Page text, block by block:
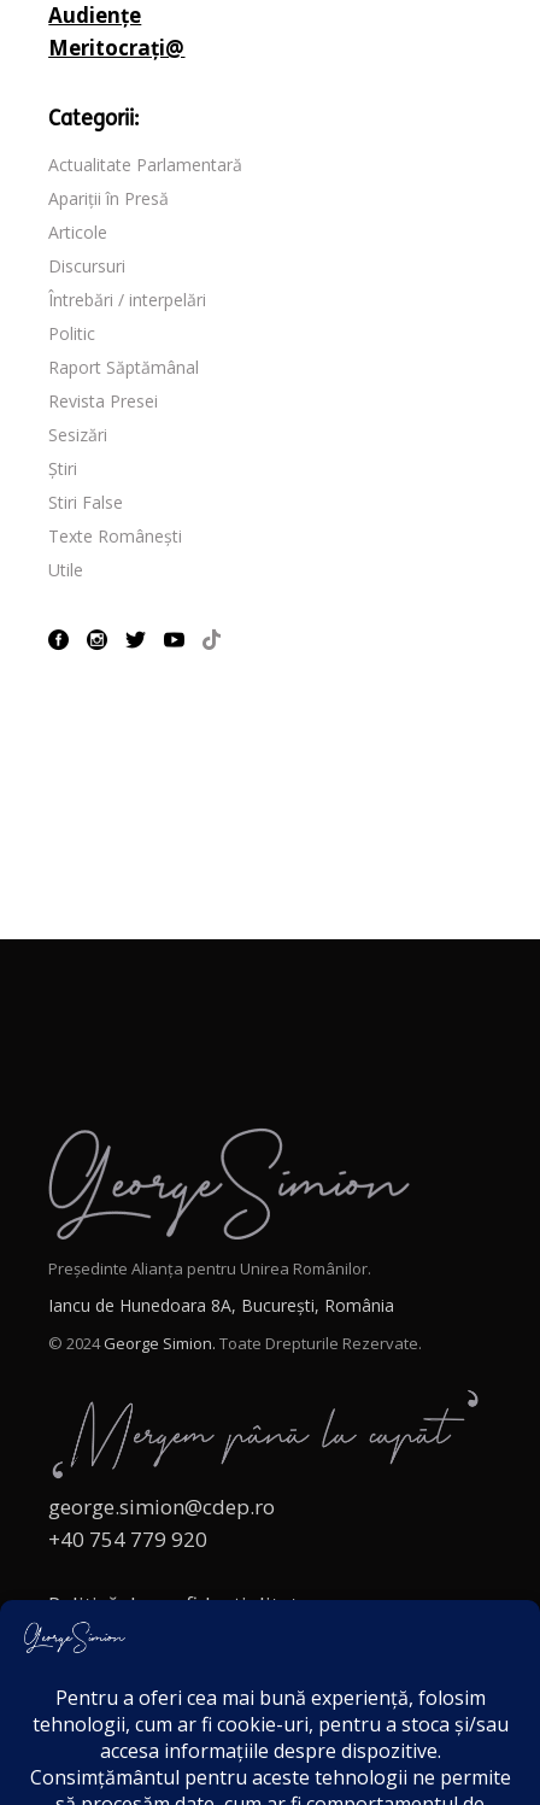
Audiențe
Meritocrați@
Categorii:
Actualitate Parlamentară
Apariții în Presă
Articole
Discursuri
Întrebări / interpelări
Politic
Raport Săptămânal
Revista Presei
Sesizări
Știri
Stiri False
Texte Românești
Utile
Președinte Alianța pentru Unirea Românilor.
Iancu de Hunedoara 8A, București, România
© 2024George Simion. Toate Drepturile Rezervate.
george.simion@cdep.ro
+40 754 779 920
Politică de confidențialitate
Politica cookies
Acordul de markting
Disclaimer